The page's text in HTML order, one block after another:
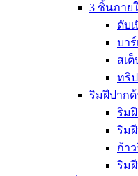
3 ชิ้นภาย
ดับ
บา
สเ
ทริป
ริมฝีปาก
ริม
ริม
ก้า
ริม